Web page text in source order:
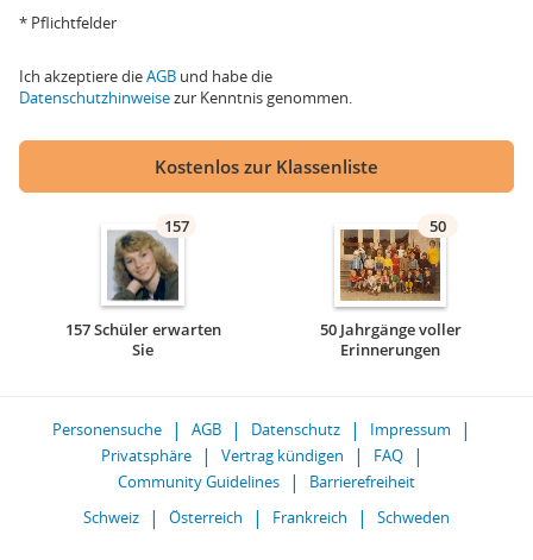
* Pflichtfelder
Ich akzeptiere dieAGB und habe die
Datenschutzhinweisezur Kenntnis genommen.
Kostenlos zur Klassenliste
157
157 Schüler erwarten
Sie
50
50 Jahrgänge voller
Erinnerungen
Personensuche AGB Datenschutz
Impressum
Privatsphäre
Vertrag kündigen
FAQ
Community Guidelines
Barrierefreiheit
Schweiz
Österreich Frankreich Schweden